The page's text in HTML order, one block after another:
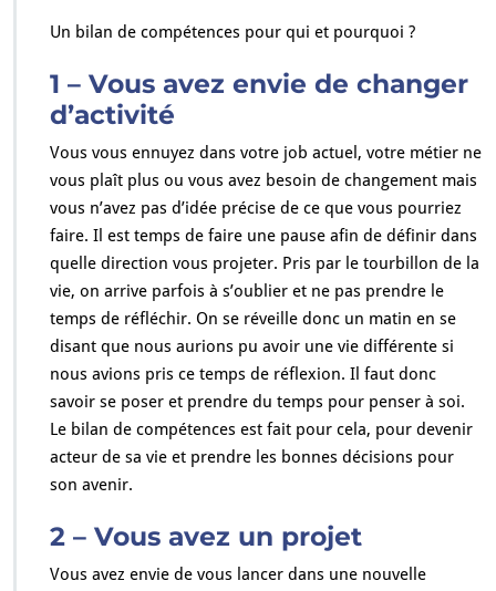
Un bilan de compétences pour qui et pourquoi ?
1 – Vous avez envie de changer
d’activité
Vous vous ennuyez dans votre job actuel, votre métier ne
vous plaît plus ou vous avez besoin de changement mais
vous n’avez pas d’idée précise de ce que vous pourriez
faire. Il est temps de faire une pause afin de définir dans
quelle direction vous projeter. Pris par le tourbillon de la
vie, on arrive parfois à s’oublier et ne pas prendre le
temps de réfléchir. On se réveille donc un matin en se
disant que nous aurions pu avoir une vie différente si
nous avions pris ce temps de réflexion. Il faut donc
savoir se poser et prendre du temps pour penser à soi.
Le bilan de compétences est fait pour cela, pour devenir
acteur de sa vie et prendre les bonnes décisions pour
son avenir.
2 – Vous avez un projet
Vous avez envie de vous lancer dans une nouvelle